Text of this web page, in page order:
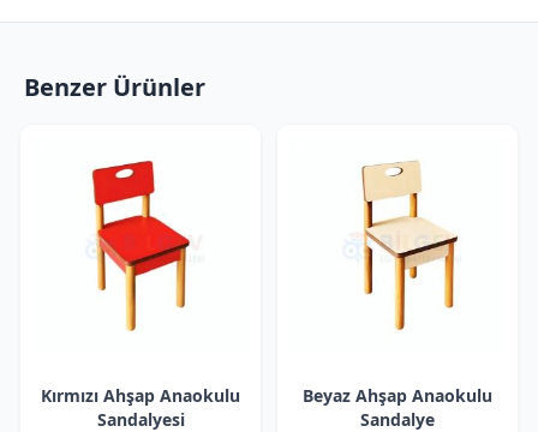
Benzer Ürünler
Kırmızı Ahşap Anaokulu
Sandalyesi
Beyaz Ahşap Anaokulu
Sandalye